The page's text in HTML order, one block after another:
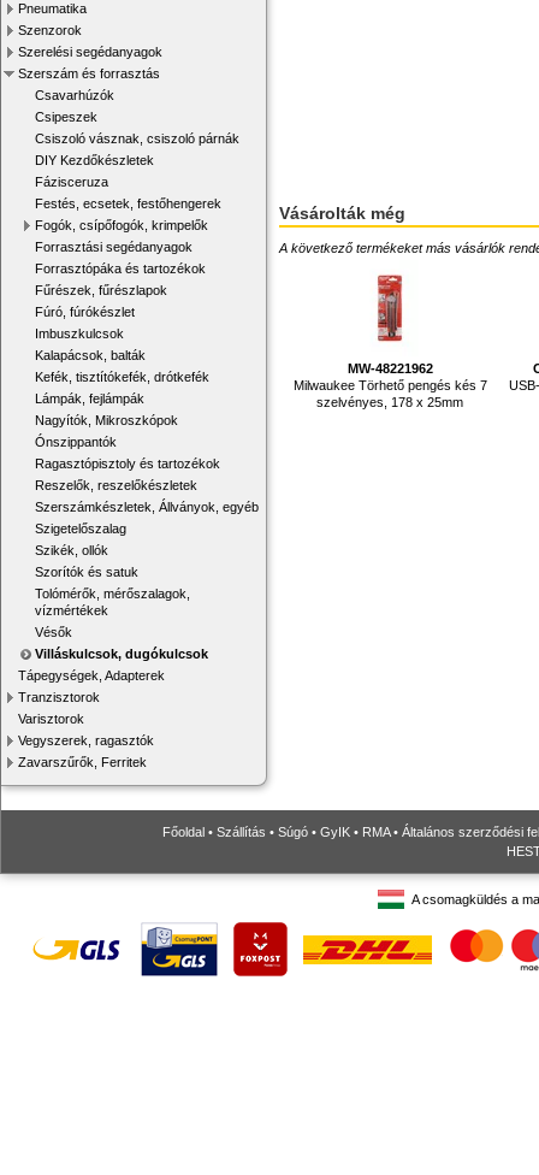
Pneumatika
Szenzorok
Szerelési segédanyagok
Szerszám és forrasztás
Csavarhúzók
Csipeszek
Csiszoló vásznak, csiszoló párnák
DIY Kezdőkészletek
Fázisceruza
Festés, ecsetek, festőhengerek
Fogók, csípőfogók, krimpelők
Forrasztási segédanyagok
Forrasztópáka és tartozékok
Fűrészek, fűrészlapok
Fúró, fúrókészlet
Imbuszkulcsok
Kalapácsok, balták
Kefék, tisztítókefék, drótkefék
Lámpák, fejlámpák
Nagyítók, Mikroszkópok
Ónszippantók
Ragasztópisztoly és tartozékok
Reszelők, reszelőkészletek
Szerszámkészletek, Állványok, egyéb
Szigetelőszalag
Szikék, ollók
Szorítók és satuk
Tolómérők, mérőszalagok,
vízmértékek
Vésők
Villáskulcsok, dugókulcsok
Tápegységek, Adapterek
Tranzisztorok
Varisztorok
Vegyszerek, ragasztók
Zavarszűrők, Ferritek
Vásárolták még
A következő termékeket más vásárlók
MW-48221962
Milwaukee Törhető pengés kés 7
szelvényes, 178 x 25mm
Főoldal • Szállítás • Súgó • GyIK • RMA• Általános szerződési
A csomagküldés a